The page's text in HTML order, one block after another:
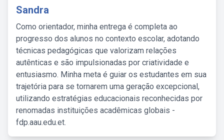
Sandra
Como orientador, minha entrega é completa ao
progresso dos alunos no contexto escolar, adotando
técnicas pedagógicas que valorizam relações
autênticas e são impulsionadas por criatividade e
entusiasmo. Minha meta é guiar os estudantes em sua
trajetória para se tornarem uma geração excepcional,
utilizando estratégias educacionais reconhecidas por
renomadas instituições acadêmicas globais -
fdp.aau.edu.et.